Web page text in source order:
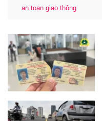
an toan giao thông